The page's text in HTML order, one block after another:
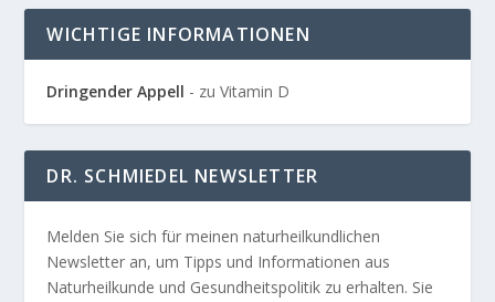
WICHTIGE INFORMATIONEN
Dringender Appell - zu Vitamin D
DR. SCHMIEDEL NEWSLETTER
Melden Sie sich für meinen naturheilkundlichen
Newsletter an, um Tipps und Informationen aus
Naturheilkunde und Gesundheitspolitik zu erhalten. Sie